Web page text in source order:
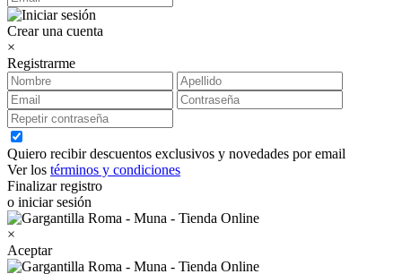
Crear una cuenta
×
Registrarme
Quiero recibir descuentos exclusivos y novedades por email
Ver los términos y condiciones
Finalizar registro
o iniciar sesión
×
Aceptar